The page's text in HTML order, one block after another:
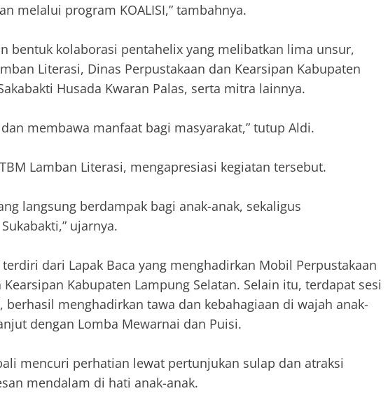
melalui program KOALISI,” tambahnya.
bentuk kolaborasi pentahelix yang melibatkan lima unsur,
Literasi, Dinas Perpustakaan dan Kearsipan Kabupaten
Husada Kwaran Palas, serta mitra lainnya.
membawa manfaat bagi masyarakat,” tutup Aldi.
Lamban Literasi, mengapresiasi kegiatan tersebut.
langsung berdampak bagi anak-anak, sekaligus
ujarnya.
dari Lapak Baca yang menghadirkan Mobil Perpustakaan
Kabupaten Lampung Selatan. Selain itu, terdapat sesi
menghadirkan tawa dan kebahagiaan di wajah anak-
dengan Lomba Mewarnai dan Puisi.
mencuri perhatian lewat pertunjukan sulap dan atraksi
mendalam di hati anak-anak.